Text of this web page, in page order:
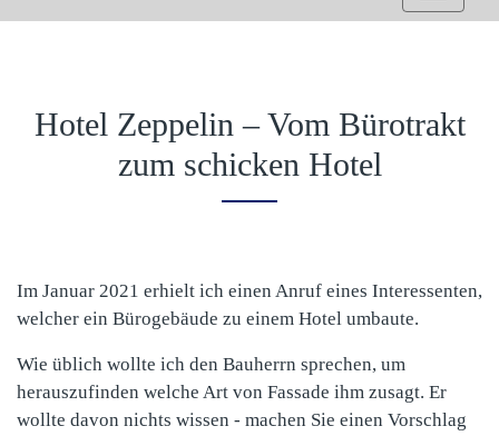
Hotel Zeppelin – Vom Bürotrakt
zum schicken Hotel
Im Januar 2021 erhielt ich einen Anruf eines Interessenten,
welcher ein Bürogebäude zu einem Hotel umbaute.
Wie üblich wollte ich den Bauherrn sprechen, um
herauszufinden welche Art von Fassade ihm zusagt. Er
wollte davon nichts wissen - machen Sie einen Vorschlag